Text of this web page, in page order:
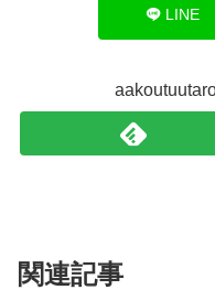
LINE
関連記事